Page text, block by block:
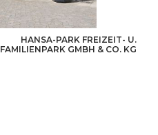
HANSA-PARK FREIZEIT- U.
FAMILIENPARK GMBH & CO. KG